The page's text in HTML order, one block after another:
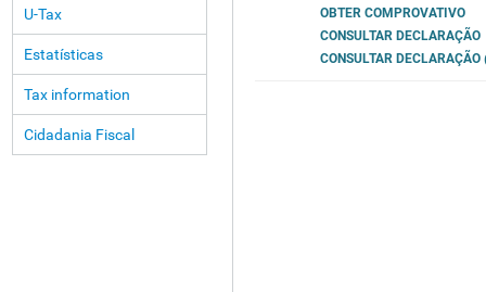
U-Tax
Estatísticas
Tax information
Cidadania Fiscal
OBTER COMPROVATIVO
CONSULTAR DECLARAÇÃO
CONSULTAR DECLARAÇÃO